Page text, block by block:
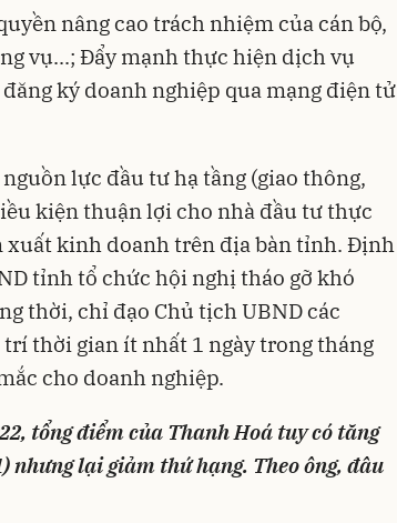
nâng cao trách nhiệm của cán bộ,
vụ...; Đẩy mạnh thực hiện dịch vụ
ký doanh nghiệp qua mạng điện tử
lực đầu tư hạ tầng (giao thông,
kiện thuận lợi cho nhà đầu tư thực
xuất kinh doanh trên địa bàn tỉnh. Định
tỉnh tổ chức hội nghị tháo gỡ khó
thời, chỉ đạo Chủ tịch UBND các
thời gian ít nhất 1 ngày trong tháng
cho doanh nghiệp.
tổng điểm của Thanh Hoá tuy có tăng
nhưng lại giảm thứ hạng. Theo ông, đâu